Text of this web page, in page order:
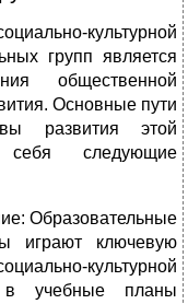
культурной
групп является
общественной
Основные пути
развития этой
следующие
Образовательные
играют ключевую
культурной
в учебные планы